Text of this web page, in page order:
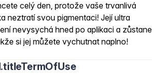
celý den, protože vaše trvanlivá
neztratí svou pigmentaci! Její ultra
nevysychá hned po aplikaci a zůstane
si jej můžete vychutnat naplno!